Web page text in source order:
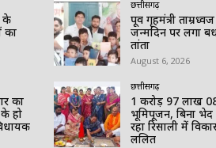
के
का
का
हो
छत्तीसगढ़
पूर्व गृहमंत्री
जन्मदिन पर लगा
तांता
August 6, 2026
छत्तीसगढ़
1 करोड़ 97 लाख
भूमिपूजन, बिना भेद
रहा रिसाली में
ललित